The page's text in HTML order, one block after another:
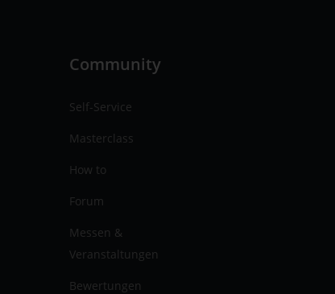
Community
Self-Service
Masterclass
How to
Forum
Messen &
Veranstaltungen
Bewertungen